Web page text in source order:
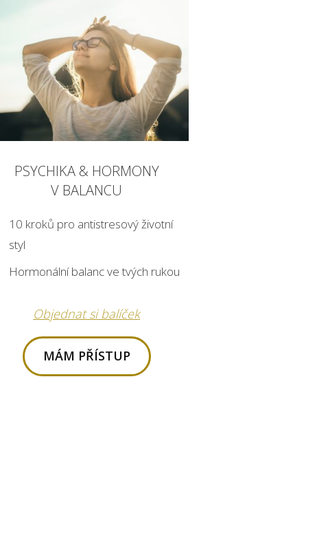
PSYCHIKA & HORMONY
V BALANCU
10 kroků pro antistresový životní
styl
Hormonální balanc ve tvých rukou
Objednat si balíček
MÁM PŘÍSTUP